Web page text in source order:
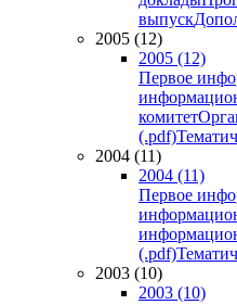
выпуск
2005 (12)
2005 (12)
Первое
комитет
(.pdf)
2004 (11)
2004 (11)
Первое
(.pdf)
2003 (10)
2003 (10)